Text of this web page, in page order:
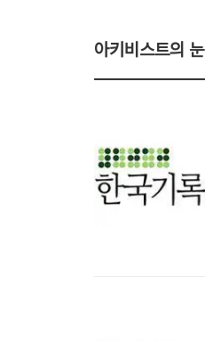
아키비스트의 눈